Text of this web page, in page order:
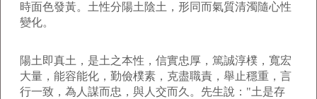
時面色發黃。土性分陽土陰土，形同而氣質清濁隨心性
變化。
陽土即真土，是土之本性，信實忠厚，篤誠淳樸，寬宏
大量，能容能化，勤儉樸素，克盡職責，舉止穩重，言
行一致，為人謀而忠，與人交而久。先生說："土是存